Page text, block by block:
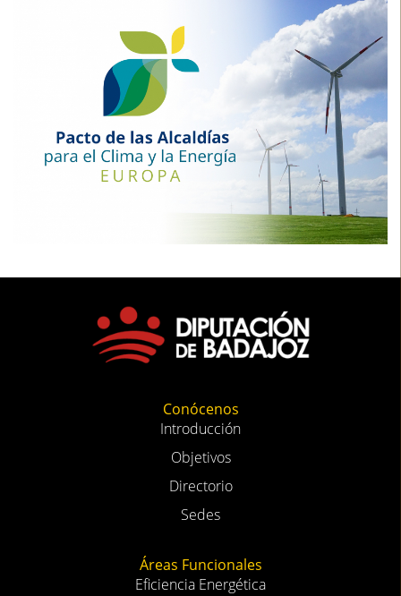
Conócenos
Introducción
Objetivos
Directorio
Sedes
Áreas Funcionales
Eficiencia Energética